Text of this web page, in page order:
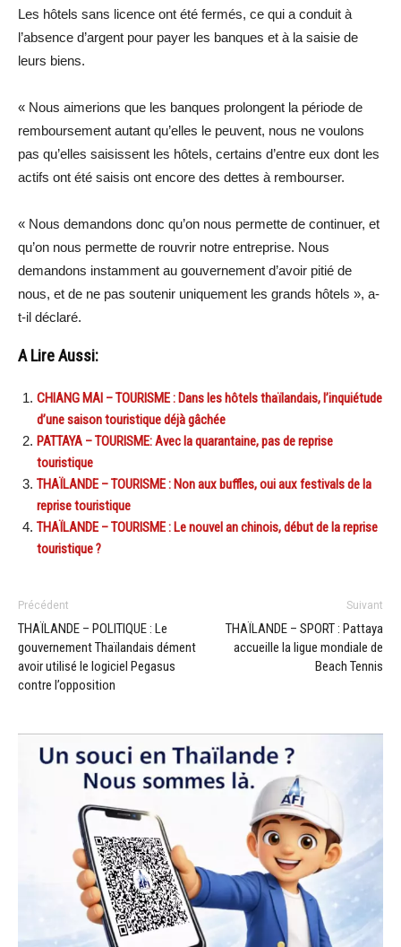
Les hôtels sans licence ont été fermés, ce qui a conduit à
l’absence d’argent pour payer les banques et à la saisie de
leurs biens.
« Nous aimerions que les banques prolongent la période de
remboursement autant qu’elles le peuvent, nous ne voulons
pas qu’elles saisissent les hôtels, certains d’entre eux dont les
actifs ont été saisis ont encore des dettes à rembourser.
« Nous demandons donc qu’on nous permette de continuer, et
qu’on nous permette de rouvrir notre entreprise. Nous
demandons instamment au gouvernement d’avoir pitié de
nous, et de ne pas soutenir uniquement les grands hôtels », a-
t-il déclaré.
A Lire Aussi:
CHIANG MAI – TOURISME : Dans les hôtels thaïlandais, l’inquiétude
d’une saison touristique déjà gâchée
PATTAYA – TOURISME: Avec la quarantaine, pas de reprise
touristique
THAÏLANDE – TOURISME : Non aux buffles, oui aux festivals de la
reprise touristique
THAÏLANDE – TOURISME : Le nouvel an chinois, début de la reprise
touristique ?
Précédent
THAÏLANDE – POLITIQUE : Le
gouvernement Thaïlandais dément
avoir utilisé le logiciel Pegasus
contre l’opposition
Suivant
THAÏLANDE – SPORT : Pattaya
accueille la ligue mondiale de
Beach Tennis